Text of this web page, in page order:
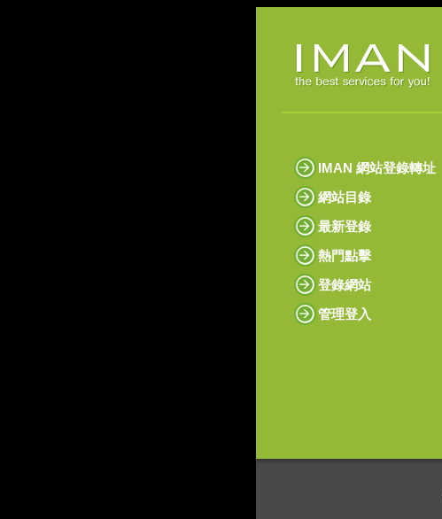
IMAN 網站登錄轉址
網站目錄
最新登錄
熱門點擊
登錄網站
管理登入